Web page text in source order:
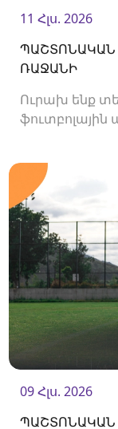
11 Հլս. 2026
ՊԱՇՏՈՆԱԿԱՆ
ՌԱՋԱՆԻ
Ուրախ ենք
ֆուտբոլային
09 Հլս. 2026
ՊԱՇՏՈՆԱԿԱՆ